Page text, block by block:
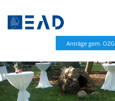
Anträge gem. OZG